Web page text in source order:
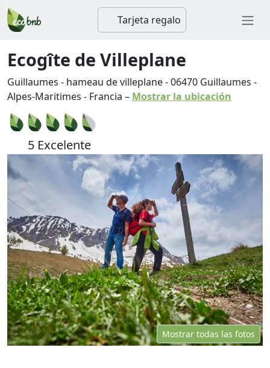
Tarjeta regalo
Ecogîte de Villeplane
Guillaumes - hameau de villeplane-06470 Guillaumes -
Alpes-Maritimes - Francia – Mostrar la ubicación
5 Excelente
Mostrar todas las fotos